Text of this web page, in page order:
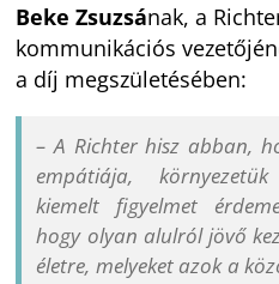
Beke Zsuzsának, a
kommunikációs
a díj megszületésében:
– A Richter hisz abban,
empátiája,
kiemelt figyelmet
hogy olyan alulról jövő
életre, melyeket azok a